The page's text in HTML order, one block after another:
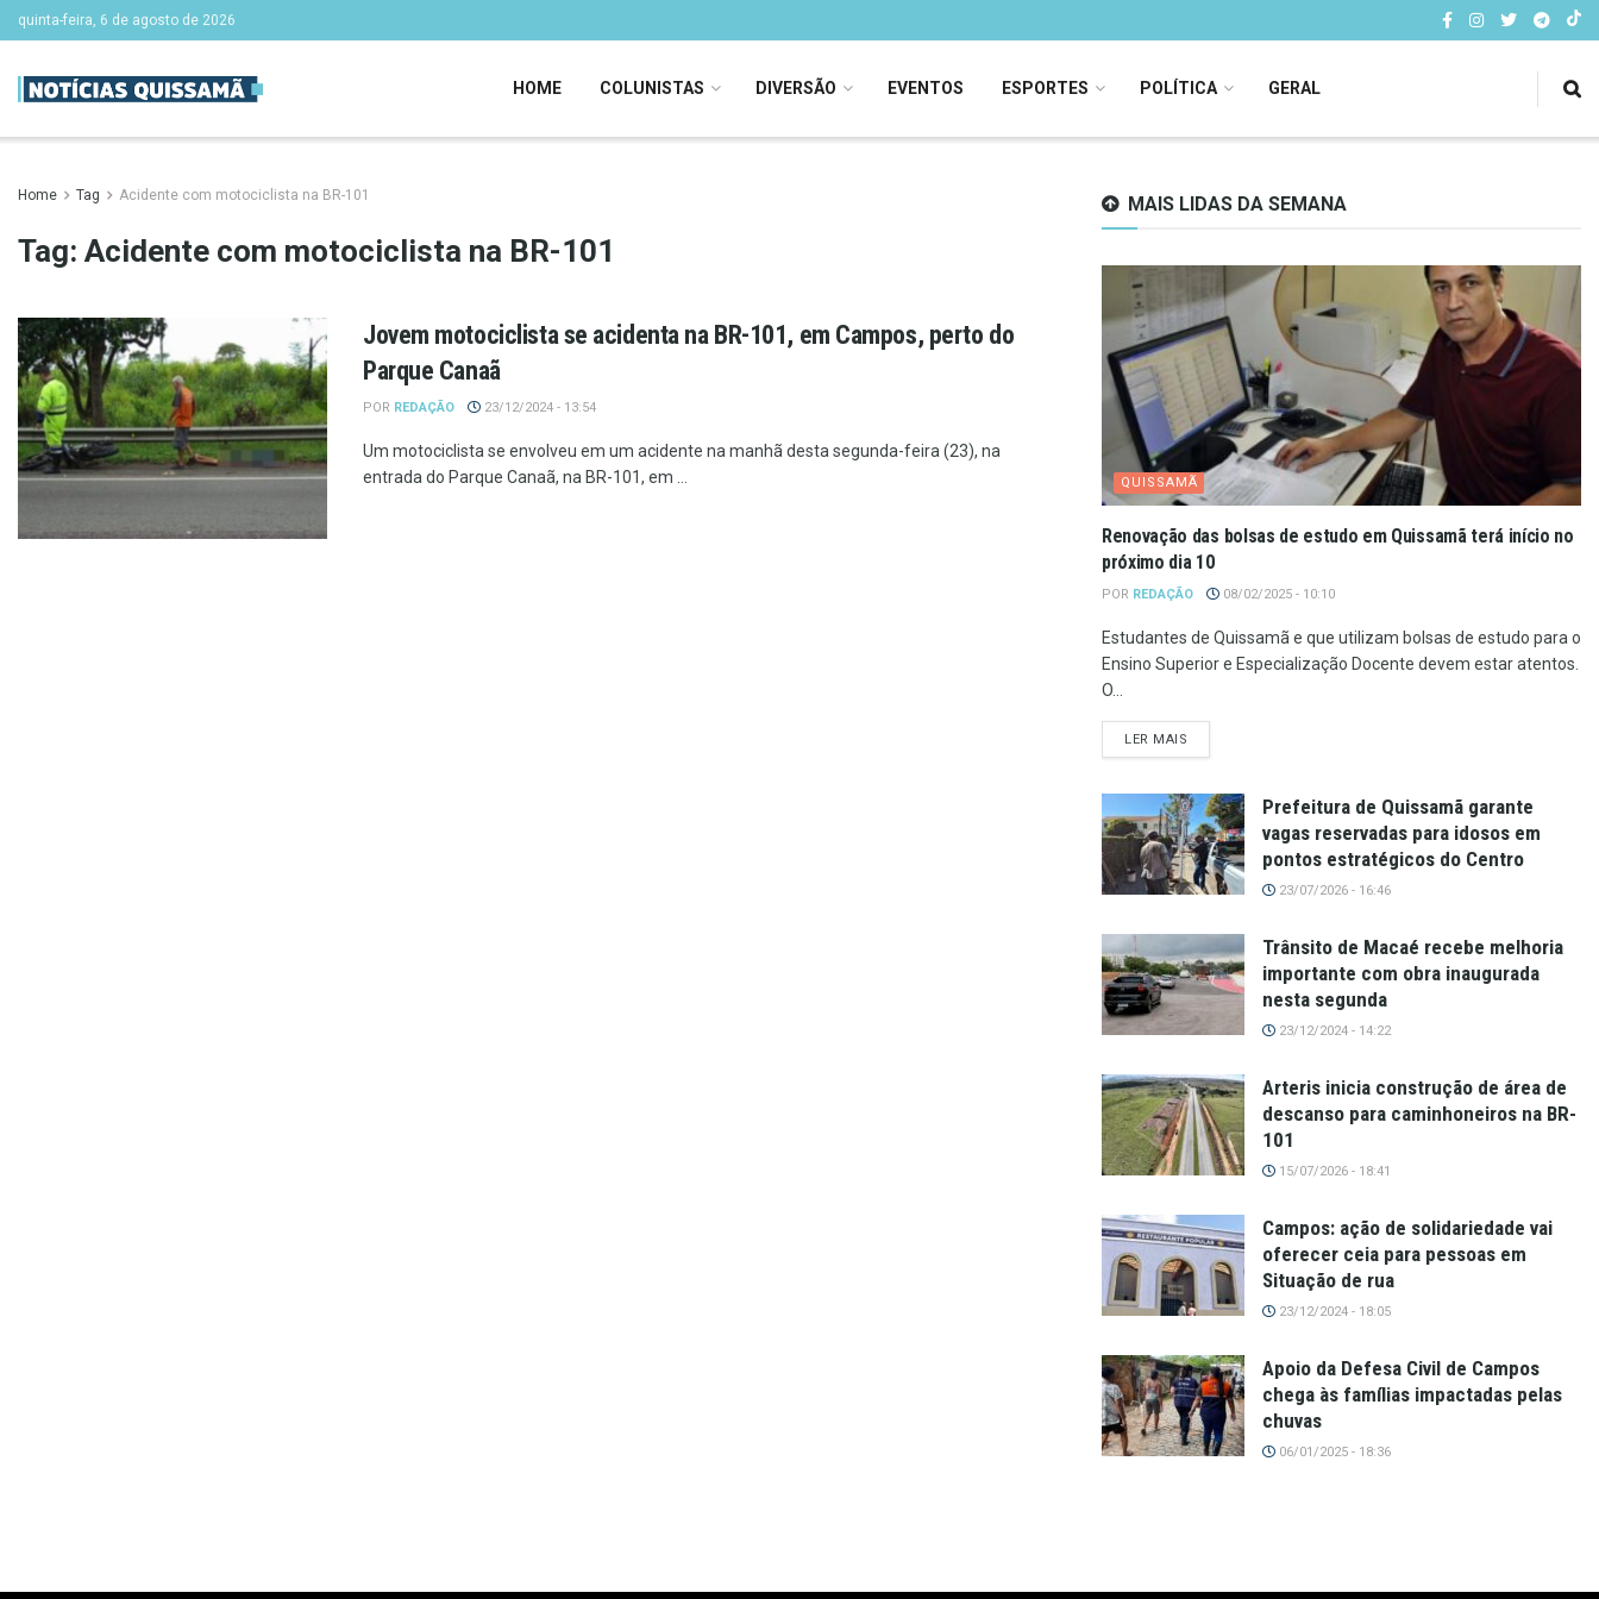
quinta-feira, 6 de agosto de 2026
HOME COLUNISTAS DIVERSÃO EVENTOS ESPORTES POLÍTICA GERAL
Home Tag Acidente com motociclista na BR-101
Tag: Acidente com motociclista na BR-101
Jovem motociclista se acidenta na BR-101, em Campos, perto do
Parque Canaã
POR REDAÇÃO 23/12/2024 - 13:54
Um motociclista se envolveu em um acidente na manhã desta segunda-feira (23), na
entrada do Parque Canaã, na BR-101, em ...
MAIS LIDAS DA SEMANA
QUISSAMÃ
Renovação das bolsas de estudo em Quissamã terá início no
próximo dia 10
POR REDAÇÃO 08/02/2025 - 10:10
Estudantes de Quissamã e que utilizam bolsas de estudo para o
Ensino Superior e Especialização Docente devem estar atentos.
O...
LER MAIS
Prefeitura de Quissamã garante
vagas reservadas para idosos em
pontos estratégicos do Centro
23/07/2026 - 16:46
Trânsito de Macaé recebe melhoria
importante com obra inaugurada
nesta segunda
23/12/2024 - 14:22
Arteris inicia construção de área de
descanso para caminhoneiros na BR-
101
15/07/2026 - 18:41
Campos: ação de solidariedade vai
oferecer ceia para pessoas em
Situação de rua
23/12/2024 - 18:05
Apoio da Defesa Civil de Campos
chega às famílias impactadas pelas
chuvas
06/01/2025 - 18:36